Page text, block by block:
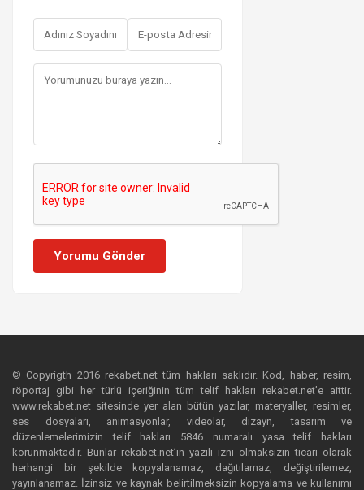
Yorumu Gönder
© Copyrigth 2016 rekabet.net tüm hakları saklıdır. Kod, haber, resim,
röportaj gibi her türlü içeriğinin tüm telif hakları rekabet.net’e aittir.
www.rekabet.net sitesinde yer alan bütün yazılar, materyaller, resimler,
ses dosyaları, animasyonlar, videolar, dizayn, tasarım ve
düzenlemelerimizin telif hakları 5846 numaralı yasa telif hakları
korunmaktadır. Bunlar rekabet.net’in yazılı izni olmaksızın ticari olarak
herhangi bir şekilde kopyalanamaz, dağıtılamaz, değiştirilemez,
yayınlanamaz. İzinsiz ve kaynak belirtilmeksizin kopyalama ve kullanımı